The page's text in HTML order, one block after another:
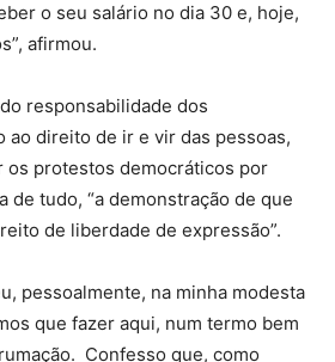
o seu salário no dia 30 e, hoje,
afirmou.
responsabilidade dos
ao direito de ir e vir das pessoas,
os protestos democráticos por
de tudo, “a demonstração de que
de liberdade de expressão”.
pessoalmente, na minha modesta
que fazer aqui, num termo bem
Confesso que, como